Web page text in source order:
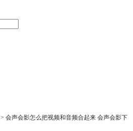
> 会声会影怎么把视频和音频合起来 会声会影下